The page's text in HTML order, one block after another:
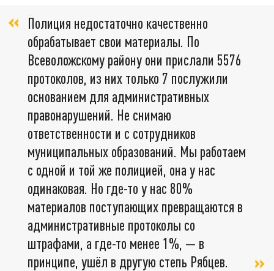
Полиция недостаточно качественно
обрабатывает свои материалы. По
Всеволожскому району они прислали 5576
протоколов, из них только 7 послужили
основанием для административных
правонарушений. Не снимаю
ответственности и с сотрудников
муниципальных образований. Мы работаем
с одной и той же полицией, она у нас
одинаковая. Но где-то у нас 80%
материалов поступающих превращаются в
административные протоколы со
штрафами, а где-то менее 1%, — в
принципе, ушёл в другую степь Рябцев.